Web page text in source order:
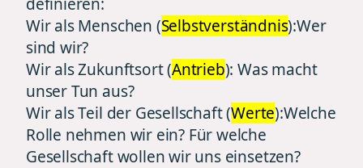
Wir als Menschen (Selbstverständnis):Wer
sind wir?
Wir als Zukunftsort (Antrieb): Was macht
unser Tun aus?
Wir als Teil der Gesellschaft (Werte):Welche
Rolle nehmen wir ein? Für welche
Gesellschaft wollen wir uns einsetzen?